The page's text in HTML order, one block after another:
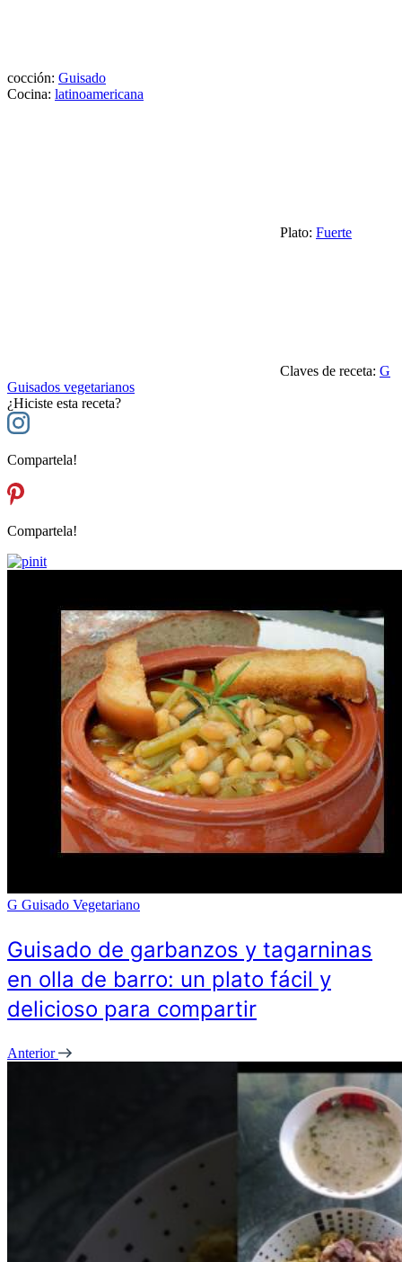
cocción: Guisado
Cocina: latinoamericana
Plato: Fuerte
Claves de receta: G
Guisados vegetarianos
¿Hiciste esta receta?
Compartela!
Compartela!
G Guisado Vegetariano
Guisado de garbanzos y tagarninas
en olla de barro: un plato fácil y
delicioso para compartir
Anterior